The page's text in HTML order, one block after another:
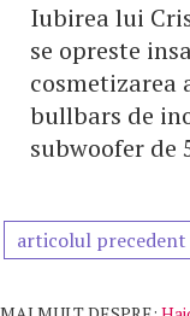
Iubirea lui
se opreste
cosmetizarea
bullbars de
subwoofer de
articolul precedent